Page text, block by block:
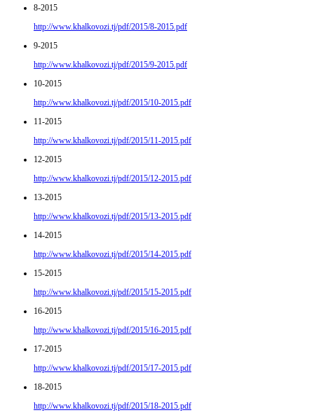
8-2015
http://www.khalkovozi.tj/pdf/2015/8-2015.pdf
9-2015
http://www.khalkovozi.tj/pdf/2015/9-2015.pdf
10-2015
http://www.khalkovozi.tj/pdf/2015/10-2015.pdf
11-2015
http://www.khalkovozi.tj/pdf/2015/11-2015.pdf
12-2015
http://www.khalkovozi.tj/pdf/2015/12-2015.pdf
13-2015
http://www.khalkovozi.tj/pdf/2015/13-2015.pdf
14-2015
http://www.khalkovozi.tj/pdf/2015/14-2015.pdf
15-2015
http://www.khalkovozi.tj/pdf/2015/15-2015.pdf
16-2015
http://www.khalkovozi.tj/pdf/2015/16-2015.pdf
17-2015
http://www.khalkovozi.tj/pdf/2015/17-2015.pdf
18-2015
http://www.khalkovozi.tj/pdf/2015/18-2015.pdf